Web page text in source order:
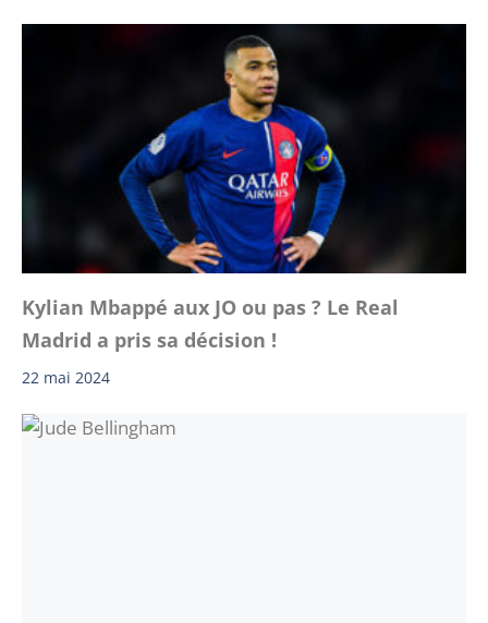
Kylian Mbappé aux JO ou pas ? Le Real
Madrid a pris sa décision !
22 mai 2024